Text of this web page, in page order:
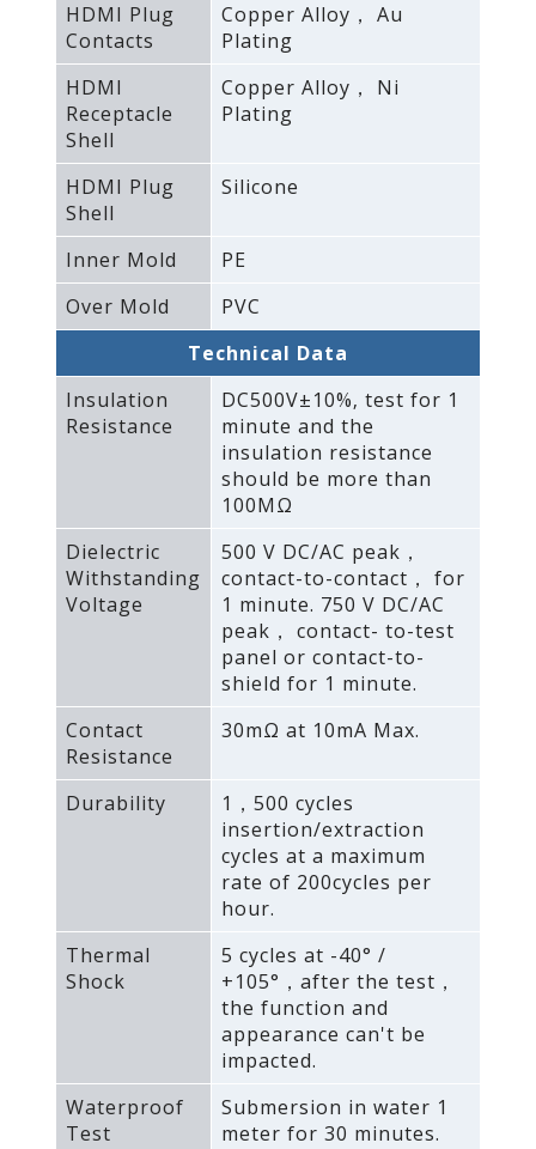
HDMI Plug
Contacts
Copper Alloy， Au
Plating
HDMI
Receptacle
Shell
Copper Alloy， Ni
Plating
HDMI Plug
Shell
Silicone
Inner Mold
PE
Over Mold
PVC
Technical Data
Insulation
Resistance
DC500V±10%‚ test for 1
minute and the
insulation resistance
should be more than
100MΩ
Dielectric
Withstanding
Voltage
500 V DC/AC peak，
contact-to-contact， for
1 minute. 750 V DC/AC
peak， contact- to-test
panel or contact-to-
shield for 1 minute.
Contact
Resistance
30mΩ at 10mA Max.
Durability
1，500 cycles
insertion/extraction
cycles at a maximum
rate of 200cycles per
hour.
Thermal
Shock
5 cycles at -40° /
+105°，after the test，
the function and
appearance can't be
impacted.
Waterproof
Test
Submersion in water 1
meter for 30 minutes.